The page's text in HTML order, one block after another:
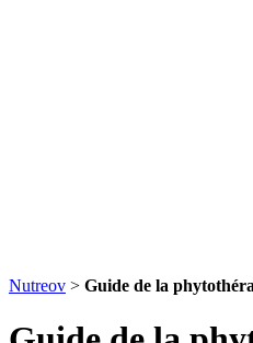
Nutreov > Guide de la